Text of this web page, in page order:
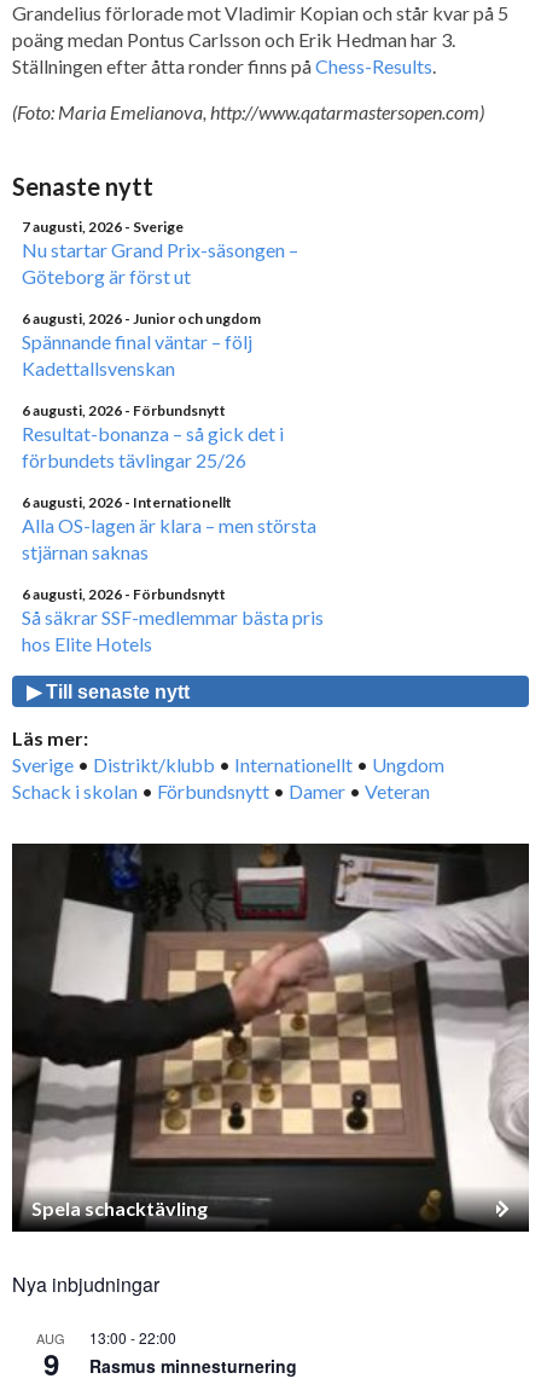
Grandelius förlorade mot Vladimir Kopian och står kvar på 5
poäng medan Pontus Carlsson och Erik Hedman har 3.
Ställningen efter åtta ronder finns påChess-Results.
(Foto: Maria Emelianova, http://www.qatarmastersopen.com)
Senaste nytt
7 augusti, 2026 - Sverige
Nu startar Grand Prix-säsongen –
Göteborg är först ut
6 augusti, 2026 - Junior och ungdom
Spännande final väntar – följ
Kadettallsvenskan
6 augusti, 2026 - Förbundsnytt
Resultat-bonanza – så gick det i
förbundets tävlingar 25/26
6 augusti, 2026 - Internationellt
Alla OS-lagen är klara – men största
stjärnan saknas
6 augusti, 2026 - Förbundsnytt
Så säkrar SSF-medlemmar bästa pris
hos Elite Hotels
▶ Till senaste nytt
Läs mer:
Sverige • Distrikt/klubb • Internationellt • Ungdom
Schack i skolan • Förbundsnytt • Damer • Veteran
Spela schacktävling
Nya inbjudningar
AUG
9
13:00 -22:00
Rasmus minnesturnering